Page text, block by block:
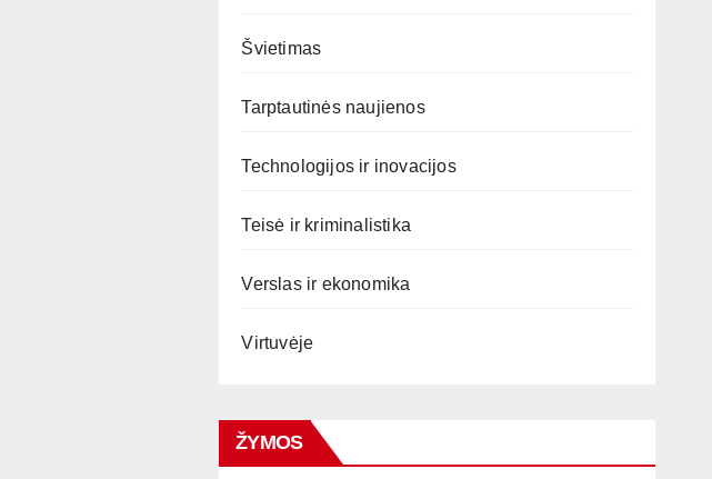
Švietimas
Tarptautinės naujienos
Technologijos ir inovacijos
Teisė ir kriminalistika
Verslas ir ekonomika
Virtuvėje
ŽYMOS